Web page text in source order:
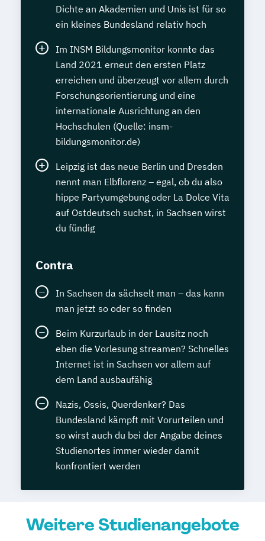
Dichte an Akademien und Unis ist für so
ein kleines Bundesland relativ hoch
Im INSM Bildungsmonitor konnte das
Land 2021 erneut den ersten Platz
erreichen und überzeugt vor allem durch
Forschungsorientierung und eine
internationale Ausrichtung an den
Hochschulen (Quelle: insm-
bildungsmonitor.de)
Leipzig ist das neue Berlin und Dresden
nennt man Elbflorenz – egal, ob du also
hippe Partyumgebung oder La Dolce Vita
auf Ostdeutsch suchst, in Sachsen wirst
du fündig
Contra
In Sachsen da sächselt man – das kann
man jetzt so oder so finden
Beim Kurzurlaub in der Lausitz noch
eben die Vorlesung streamen? Schnelles
Internet ist in Sachsen vor allem auf
dem Land ausbaufähig
Nazis, Ossis, Querdenker? Das
Bundesland kämpft mit Vorurteilen und
so wirst auch du bei der Angabe deines
Studienortes immer wieder damit
konfrontiert werden
Weitere Studienangebote